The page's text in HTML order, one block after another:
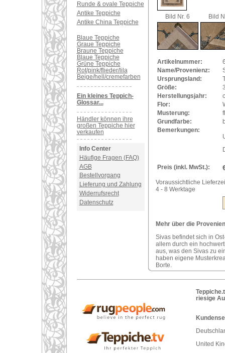
Runde & ovale Teppiche
Antike Teppiche
Antike China Teppiche
Blaue Teppiche
Graue Teppiche
Braune Teppiche
Blaue Teppiche
Grüne Teppiche
Rot/pink/flieder/lila
Beige/hell/cremefarben
Ein kleines Teppich-
Glossar...
Händler können ihre
großen Teppiche hier
verkaufen
Info Center
Häufige Fragen (FAQ)
AGB
Bestellvorgang
Lieferung und Zahlung
Widerrufsrecht
Datenschutz
Bild Nr. 6 Bild
Artikelnummer:
Name/Provenienz:
Ursprungsland:
Größe:
Herstellungsjahr:
Flor:
Musterung:
Grundfarbe:
Bemerkungen:
Preis (inkl. MwSt.):
Voraussichtliche
4 - 8 Werktage
Mehr über die
Sivas befindet sich in
allem durch ein
aus, was den Sivas zu
haben eigene
Borte.
riesige
United